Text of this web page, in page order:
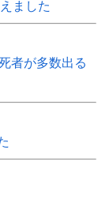
ました
者が多数出る